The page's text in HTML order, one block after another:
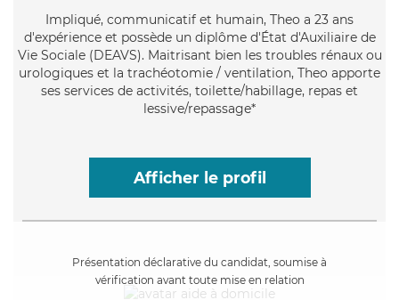
Impliqué, communicatif et humain, Theo a 23 ans
d'expérience et possède un diplôme d'État d'Auxiliaire de
Vie Sociale (DEAVS). Maitrisant bien les troubles rénaux ou
urologiques et la trachéotomie / ventilation, Theo apporte
ses services de activités, toilette/habillage, repas et
lessive/repassage*
Afficher le profil
Présentation déclarative du candidat, soumise à
vérification avant toute mise en relation